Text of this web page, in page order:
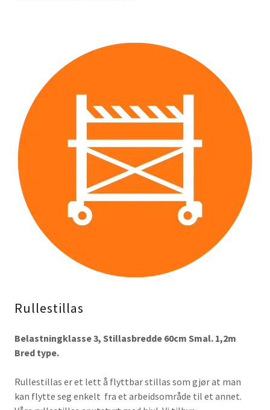
Rullestillas
Belastningklasse 3, Stillasbredde 60cm Smal. 1,2m
Bred type.
Rullestillas er et lett å flyttbar stillas som gjør at man
kan flytte seg enkelt fra et arbeidsområde til et annet.